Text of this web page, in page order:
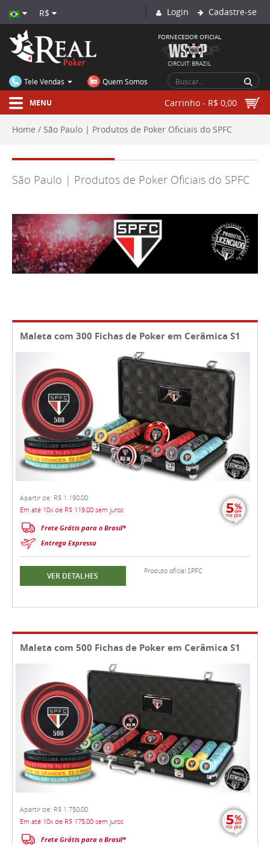
R$
FORNECEDOR OFICIAL
CIRCUIT BRAZIL
Login Cadastre-se
Carrinho - R$ 0,00
Tele Vendas Quem Somos
MENU
Home São Paulo | Produtos de Poker Oficiais do SPFC
São Paulo | Produtos de Poker Oficiais do SPFC
Maleta com 300 Fichas de Poker em Cerâmica S1
Apartir de: R$ 1.190,00
Em até 10x de R$ 119,00 sem juros
Frete Grátis para o Brasil*
Entrega Expressa
VER DETALHES
Produto oficial SPFC
Maleta com 500 Fichas de Poker em Cerâmica S1
Apartir de: R$ 1.750,00
Em até 10x de R$ 175,00 sem juros
Frete Grátis para o Brasil*